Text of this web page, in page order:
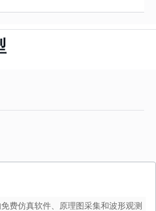
费仿真软件、原理图采集和波形观测